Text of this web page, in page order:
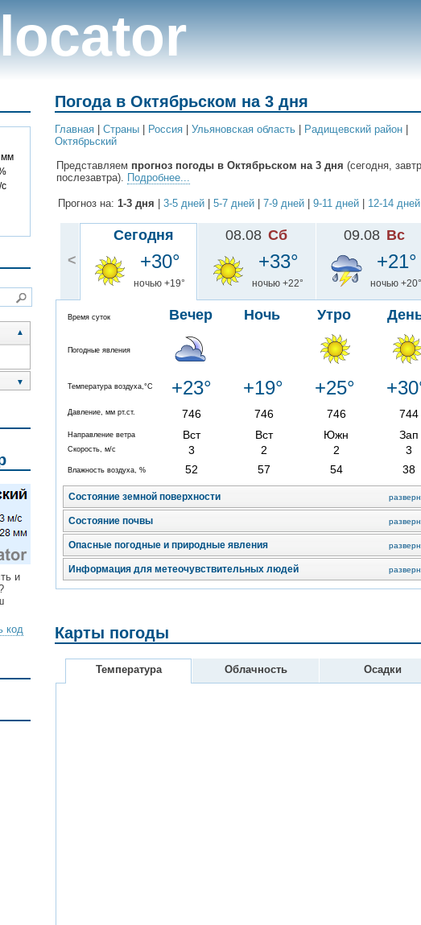
мм
▲
▼
и
код
Погода в Октябрьском на 3 дня
Главная Cтраны Россия Ульяновская область Радищевский район
Октябрьский
Представляем прогноз погоды в Октябрьском на 3 дня (сегодня,
послезавтра). Подробнее...
Прогноз на: 1-3 дня 3-5 дней 5-7 дней 7-9 дней 9-11 дней 12-14 дней
<
Сегодня
+30°
ночью +19°
Время суток Вечер Ночь Утро
Погодные явления
Температура воздуха,°C +23° +19° +25°
Давление, мм рт.ст. 746 746 746 744
Направление ветра Вст Вст Южн Зап
Скорость, м/с 3 2 2 3
Влажность воздуха, % 52 57 54 38
Состояние земной поверхности
Состояние почвы
Опасные погодные и природные явления
Информация для метеочувствительных людей
08.08 Сб
+33°
ночью +22°
09.08 Вс
+21°
ночью +20°
Карты погоды
Температура Облачность Осадки